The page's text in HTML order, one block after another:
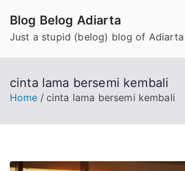
content
Blog Belog Adiarta
Just a stupid (belog) blog of Adiarta
cinta lama bersemi kembali
Home cinta lama bersemi kembali